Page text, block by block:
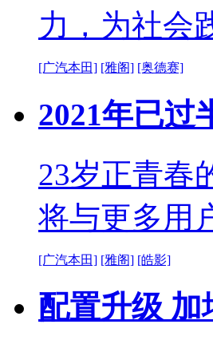
力，为社会
[广汽本田] [雅阁] [奥德赛]
2021年已过
23岁正青春
将与更多用
[广汽本田] [雅阁] [皓影]
配置升级 加